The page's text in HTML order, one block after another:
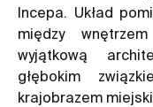
Incepa. Układ
między
wyjątkową
głębokim
krajobrazem